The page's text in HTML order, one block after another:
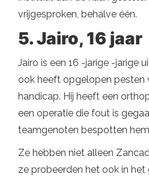
vrijgesproken, behalve één.
5. Jairo, 16 jaar
Jairo is een 16 -jarige -jarige
ook heeft opgelopen pesten
handicap. Hij heeft een
een operatie die fout is
teamgenoten bespotten
Ze hebben niet alleen
ze probeerden het ook in